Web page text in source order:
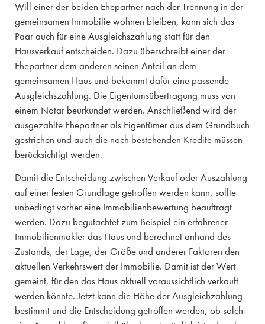
Will einer der beiden Ehepartner nach der Trennung in der
gemeinsamen Immobilie wohnen bleiben, kann sich das
Paar auch für eine Ausgleichszahlung statt für den
Hausverkauf entscheiden. Dazu überschreibt einer der
Ehepartner dem anderen seinen Anteil an dem
gemeinsamen Haus und bekommt dafür eine passende
Ausgleichszahlung. Die Eigentumsübertragung muss von
einem Notar beurkundet werden. Anschließend wird der
ausgezahlte Ehepartner als Eigentümer aus dem Grundbuch
gestrichen und auch die noch bestehenden Kredite müssen
berücksichtigt werden.
Damit die Entscheidung zwischen Verkauf oder Auszahlung
auf einer festen Grundlage getroffen werden kann, sollte
unbedingt vorher eine Immobilienbewertung beauftragt
werden. Dazu begutachtet zum Beispiel ein erfahrener
Immobilienmakler das Haus und berechnet anhand des
Zustands, der Lage, der Größe und anderer Faktoren den
aktuellen Verkehrswert der Immobilie. Damit ist der Wert
gemeint, für den das Haus aktuell voraussichtlich verkauft
werden könnte. Jetzt kann die Höhe der Ausgleichzahlung
bestimmt und die Entscheidung getroffen werden, ob solch